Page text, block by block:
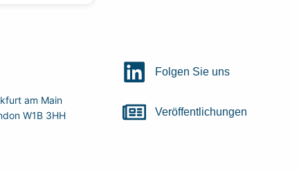
am Main
W1B 3HH
Folgen Sie uns
Veröffentlichungen